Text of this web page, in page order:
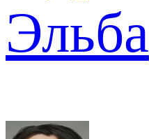
Эльба